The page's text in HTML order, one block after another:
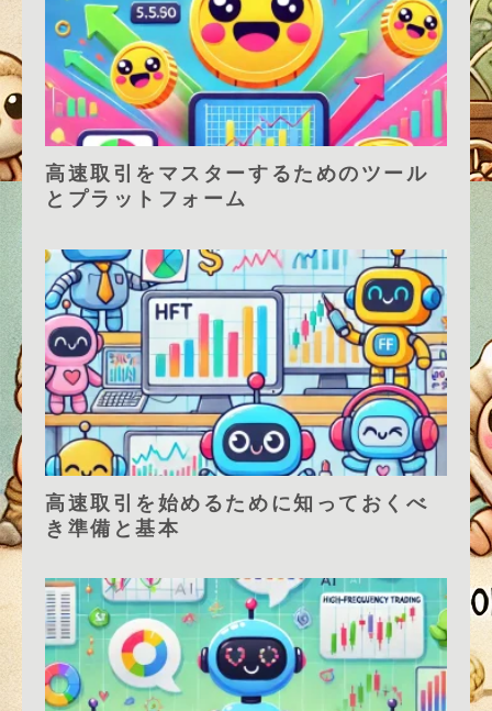
高速取引をマスターするためのツール
とプラットフォーム
高速取引を始めるために知っておくべ
き準備と基本